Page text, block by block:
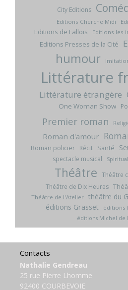
City Editions
Editions Cherche Midi
Editions de Fallois Editions les
Editions Presses de la Cité
humour
Littérature
Littérature étrangère
One Woman Show
Premier roman
Roman d'amour
Roman policier Récit Santé
spectacle musical
Théâtre Théâtre
Théâtre de Dix Heures
Théâtre de l'Atelier théâtre du
éditions Grasset
éditions
éditions Michel de
Contacts
Nathalie Gendreau
25 rue Pierre Lhomme
92400 COURBEVOIE